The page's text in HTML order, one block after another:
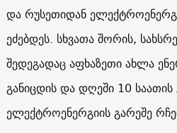
და რუსეთიდან
ეძებდეს. სხვათა შორის,
შედეგადაც აფხაზეთი ახლა
განიცდის და დღეში 10
ელექტროენერგიის გარეშე